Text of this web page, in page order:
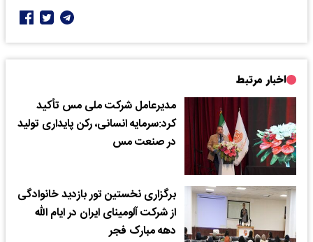
اخبار مرتبط
مدیرعامل شرکت ملی مس تأکید
کرد:سرمایه انسانی، رکن پایداری تولید
در صنعت مس
برگزاری نخستین تور بازدید خانوادگی
از شرکت آلومینای ایران در ایام الله
دهه مبارک فجر